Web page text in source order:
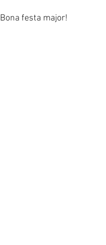
Bona festa major!